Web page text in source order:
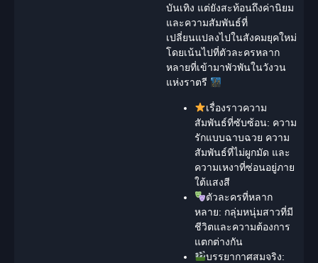
บันเทิง แต่ยังสะท้อนถึงค่านิยม
และความสัมพันธ์ที่
เปลี่ยนแปลงไปในสังคมยุคใหม่
โดยเน้นไปที่ตัวละครหลาก
หลายที่เข้ามาพัวพันในวังวน
แห่งราตรี
เรื่องราวความ
สัมพันธ์ที่ซับซ้อน: ความ
รักแบบฉาบฉวย ความ
สัมพันธ์ที่ไม่ผูกมัด และ
ความเหงาที่ซ่อนอยู่ภาย
ใต้แสงสี
ตัวละครที่หลาก
หลาย: กลุ่มหนุ่มสาวที่มี
ชีวิตและความต้องการ
แตกต่างกัน
บรรยากาศสมจริง: